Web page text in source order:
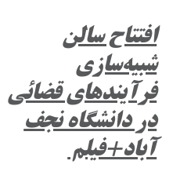
افتتاح سالن
شبیه‌سازی
فرآیند‌های قضائی
در دانشگاه نجف
آباد+فیلم